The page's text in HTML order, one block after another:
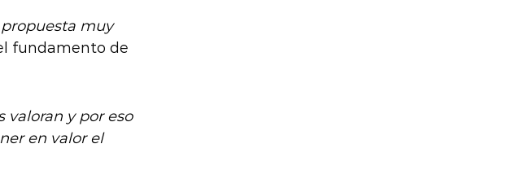
muy
fundamento de
valoran y por eso
en valor el